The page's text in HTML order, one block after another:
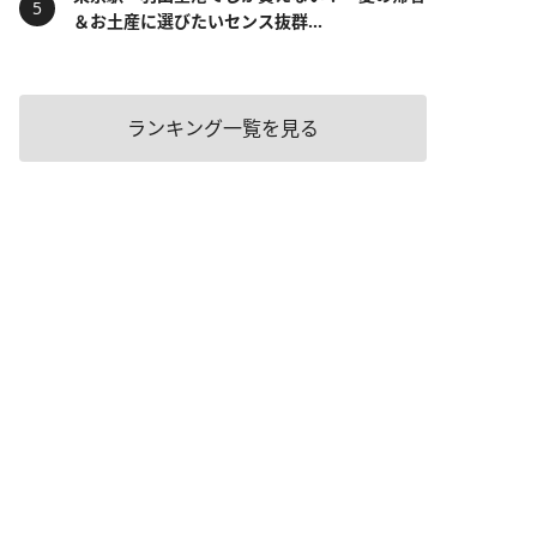
＆お土産に選びたいセンス抜群...
ランキング一覧を見る